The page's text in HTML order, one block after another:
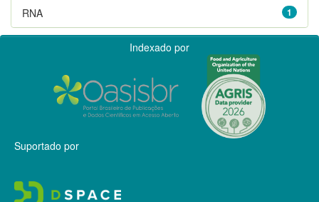
1
RNA
Indexado por
Suportado por